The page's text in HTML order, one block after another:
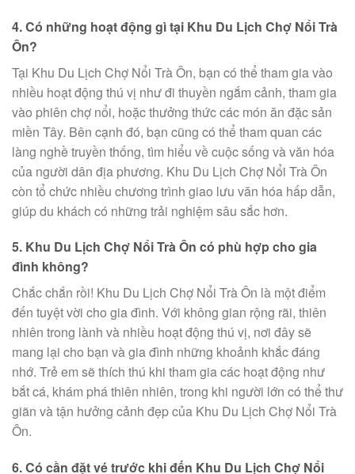
4. Có những hoạt động gì tại Khu Du Lịch Chợ Nổi Trà
Ôn?
Tại Khu Du Lịch Chợ Nổi Trà Ôn, bạn có thể tham gia vào
nhiều hoạt động thú vị như đi thuyền ngắm cảnh, tham gia
vào phiên chợ nổi, hoặc thưởng thức các món ăn đặc sản
miền Tây. Bên cạnh đó, bạn cũng có thể tham quan các
làng nghề truyền thống, tìm hiểu về cuộc sống và văn hóa
của người dân địa phương. Khu Du Lịch Chợ Nổi Trà Ôn
còn tổ chức nhiều chương trình giao lưu văn hóa hấp dẫn,
giúp du khách có những trải nghiệm sâu sắc hơn.
5. Khu Du Lịch Chợ Nổi Trà Ôn có phù hợp cho gia
đình không?
Chắc chắn rồi! Khu Du Lịch Chợ Nổi Trà Ôn là một điểm
đến tuyệt vời cho gia đình. Với không gian rộng rãi, thiên
nhiên trong lành và nhiều hoạt động thú vị, nơi đây sẽ
mang lại cho bạn và gia đình những khoảnh khắc đáng
nhớ. Trẻ em sẽ thích thú khi tham gia các hoạt động như
bắt cá, khám phá thiên nhiên, trong khi người lớn có thể thư
giãn và tận hưởng cảnh đẹp của Khu Du Lịch Chợ Nổi Trà
Ôn.
6. Có cần đặt vé trước khi đến Khu Du Lịch Chợ Nổi